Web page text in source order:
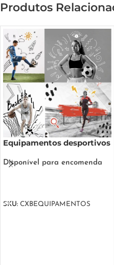
Produtos
Equipamentos desportivos
Disponível para encomenda
SKU: CXBEQUIPAMENTOS